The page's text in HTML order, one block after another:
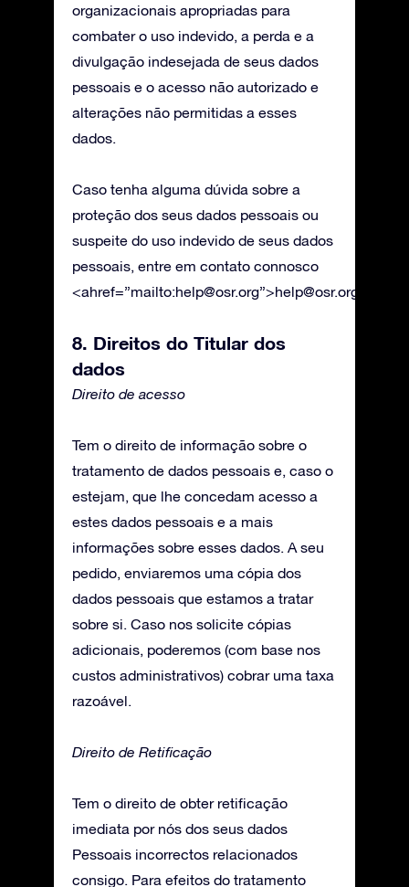
organizacionais apropriadas para
combater o uso indevido, a perda e a
divulgação indesejada de seus dados
pessoais e o acesso não autorizado e
alterações não permitidas a esses
dados.
Caso tenha alguma dúvida sobre a
proteção dos seus dados pessoais ou
suspeite do uso indevido de seus dados
pessoais, entre em contato connosco
<ahref=”mailto:help@osr.org”>help@osr.org
8. Direitos do Titular dos
dados
Direito de acesso
Tem o direito de informação sobre o
tratamento de dados pessoais e, caso o
estejam, que lhe concedam acesso a
estes dados pessoais e a mais
informações sobre esses dados. A seu
pedido, enviaremos uma cópia dos
dados pessoais que estamos a tratar
sobre si. Caso nos solicite cópias
adicionais, poderemos (com base nos
custos administrativos) cobrar uma taxa
razoável.
Direito de Retificação
Tem o direito de obter retificação
imediata por nós dos seus dados
Pessoais incorrectos relacionados
consigo. Para efeitos do tratamento